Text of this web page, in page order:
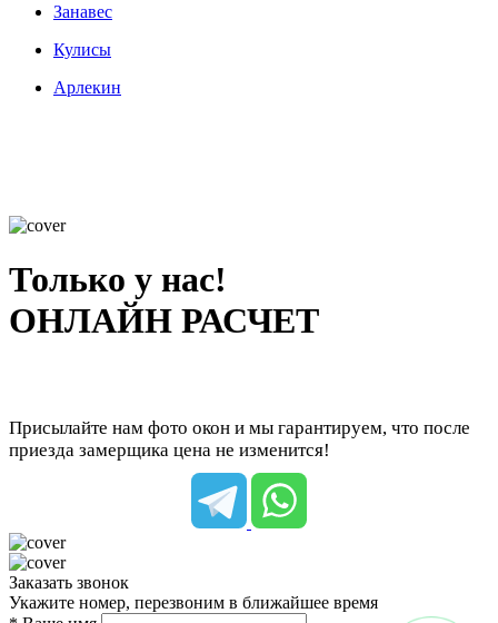
Занавес
Кулисы
Арлекин
Только у нас!
ОНЛАЙН РАСЧЕТ
Присылайте нам фото окон и мы гарантируем, что после
приезда замерщика цена не изменится!
Заказать звонок
Укажите номер, перезвоним в ближайшее время